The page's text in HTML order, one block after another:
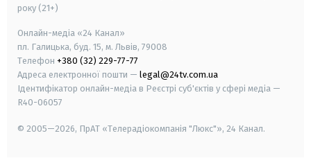
року (21+)
Онлайн-медіа «24 Канал»
пл. Галицька, буд. 15, м. Львів, 79008
Телефон +380 (32) 229-77-77
Адреса електронної пошти — legal@24tv.com.ua
Ідентифікатор онлайн-медіа в Реєстрі суб'єктів у сфері медіа —
R40-06057
© 2005—2026, ПрАТ «Телерадіокомпанія "Люкс"», 24 Канал.